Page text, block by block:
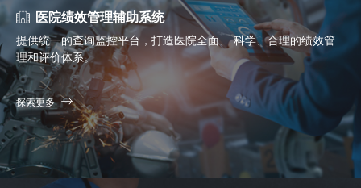
医院绩效管理辅助系统
提供统一的查询监控平台，打造医院全面、 科学、合理的绩效管
理和评价体系。
探索更多